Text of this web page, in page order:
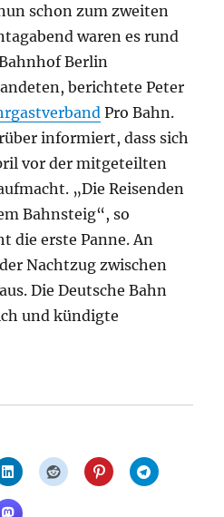
schon zum zweiten
waren es rund
Berlin
berichtete Peter
Pro Bahn.
informiert, dass sich
vor der mitgeteilten
„Die Reisenden
Bahnsteig“, so
die erste Panne. An
Nachtzug zwischen
Die Deutsche Bahn
und kündigte
hilflos in Berlin: